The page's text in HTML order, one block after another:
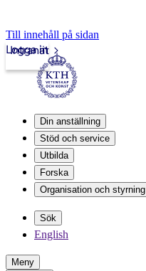
Till innehåll på sidan
Intranät
Logga in
Din anställning
Stöd och service
Utbilda
Forska
Organisation och styrning
Sök
English
Meny